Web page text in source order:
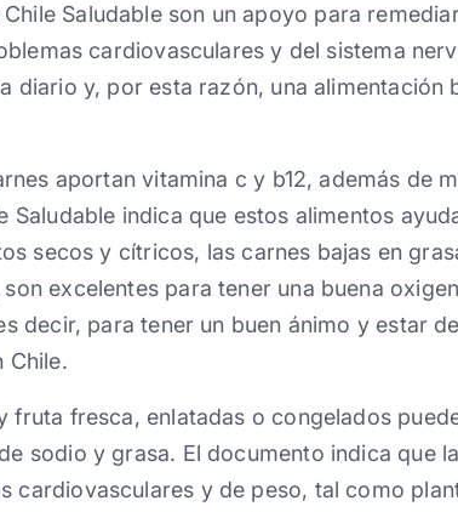
Saludable son un apoyo para
cardiovasculares y del sistema
diario y, por esta razón, una alimentación
aportan vitamina c y b12, además de
Saludable indica que estos alimentos
secos y cítricos, las carnes bajas en
excelentes para tener una buena
decir, para tener un buen ánimo y estar
Chile.
fruta fresca, enlatadas o congelados
sodio y grasa. El documento indica que
cardiovasculares y de peso, tal como